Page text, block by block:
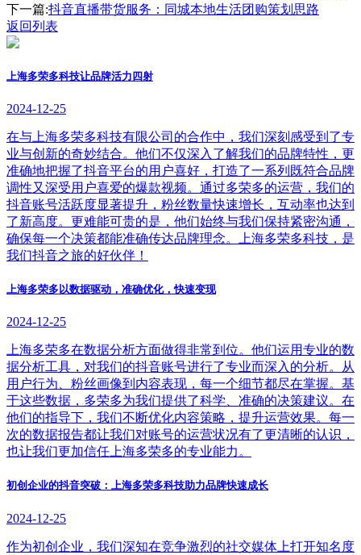
下一篇:抖音直播带货服务：同城本地生活团购策划思路
返回列表
上海多荣多科技让品牌活力四射
2024-12-25
在与上海多荣多科技有限公司的合作中，我们深刻感受到了专
业与创新的奇妙结合。他们不仅深入了解我们的品牌特性，更
准确地把握了抖音平台的用户喜好，打造了一系列既符合品牌
调性又深受用户喜爱的爆款视频。通过多荣多的运营，我们的
抖音账号活跃度显著提升，粉丝数量快速增长，互动率也达到
了新高度。更难能可贵的是，他们始终与我们保持紧密沟通，
确保每一个决策都能准确传达品牌理念。上海多荣多科技，是
我们抖音之旅的好伙伴！
上海多荣多以数据驱动，准确优化，快速变现
2024-12-25
上海多荣多在数据分析方面做得非常到位。他们运用专业的数
据分析工具，对我们的抖音账号进行了专业而深入的分析。从
用户行为、粉丝画像到内容表现，每一个细节都尽在掌握。基
于这些数据，多荣多为我们提供了科学、准确的决策建议。在
他们的指导下，我们不断优化内容策略，提升运营效果。每一
次的数据报告都让我们对账号的运营状况有了更清晰的认识，
也让我们更加信任上海多荣多的专业能力。
初创企业的抖音突破：上海多荣多科技助力品牌快速成长
2024-12-25
作为初创企业，我们深知在竞争激烈的社交媒体上打开知名度